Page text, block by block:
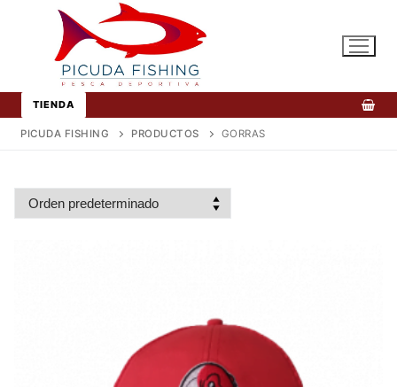
contenido
TIENDA
PICUDA FISHING PRODUCTOS GORRAS